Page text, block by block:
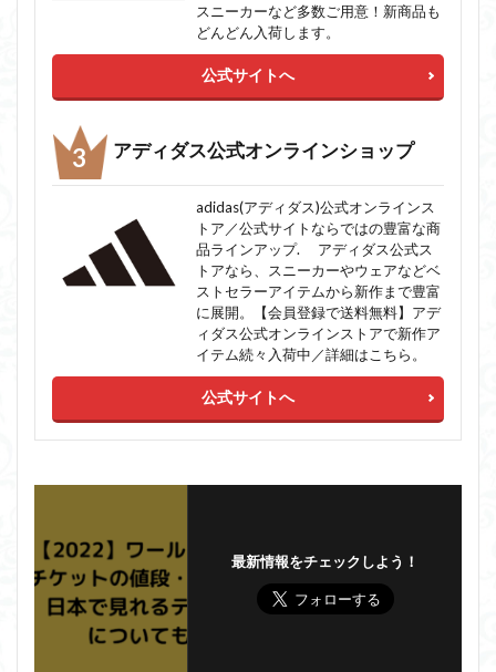
スニーカーなど多数ご用意！新商品も
どんどん入荷します。
公式サイトへ
アディダス公式オンラインショップ
adidas(アディダス)公式オンラインス
トア／公式サイトならではの豊富な商
品ラインアップ. アディダス公式ス
トアなら、スニーカーやウェアなどベ
ストセラーアイテムから新作まで豊富
に展開。【会員登録で送料無料】アデ
ィダス公式オンラインストアで新作ア
イテム続々入荷中／詳細はこちら。
公式サイトへ
最新情報をチェックしよう！